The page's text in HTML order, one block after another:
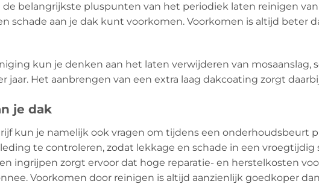
belangrijkste pluspunten van het periodiek laten reinigen
schade aan je dak kunt voorkomen. Voorkomen is altijd beter
kun je denken aan het laten verwijderen van mosaanslag,
jaar. Het aanbrengen van een extra laag dakcoating zorgt
je dak
kun je namelijk ook vragen om tijdens een onderhoudsbeurt
te controleren, zodat lekkage en schade in een
ingrijpen zorgt ervoor dat hoge reparatie- en herstelkosten
Voorkomen door reinigen is altijd aanzienlijk goedkoper